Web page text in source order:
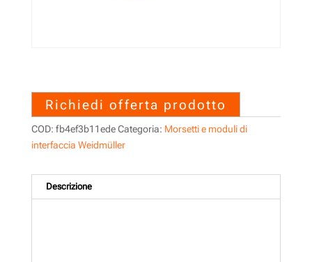
Richiedi offerta prodotto
COD: fb4ef3b11ede Categoria: Morsetti e moduli di
interfaccia Weidmüller
Descrizione